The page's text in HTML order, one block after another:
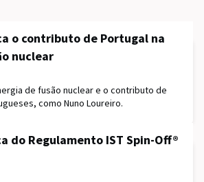
o contributo de Portugal na
nuclear
de fusão nuclear e o contributo de
como Nuno Loureiro.
do Regulamento IST Spin-Off®